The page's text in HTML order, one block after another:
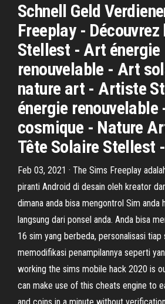
Schnell Geld
Freeplay - Découvrez
Stellest - Art énergie
renouvelable - Art
nature art - Artiste
énergie
cosmique - Nature
Tête Solaire Stellest
Feb 03, 2021 · The Sims Freeplay
piranti Android di desain oleh kreator
dimana anda bisa mengontrol Sim anda
langsung dari ponsel anda. Anda bisa
16 sim yang berbeda, personalisasi tiap
memodifikasi penampilannya seperti
working the sims mobile hack 2020 is
can make use of this cheats engine to